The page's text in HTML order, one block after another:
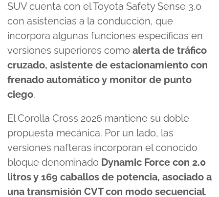
SUV cuenta con el Toyota Safety Sense 3.0
con asistencias a la conducción, que
incorpora algunas funciones específicas en
versiones superiores como alerta de tráfico
cruzado, asistente de estacionamiento con
frenado automático y monitor de punto
ciego.
El Corolla Cross 2026 mantiene su doble
propuesta mecánica. Por un lado, las
versiones nafteras incorporan el conocido
bloque denominado Dynamic Force con 2.0
litros y 169 caballos de potencia, asociado a
una transmisión CVT con modo secuencial.